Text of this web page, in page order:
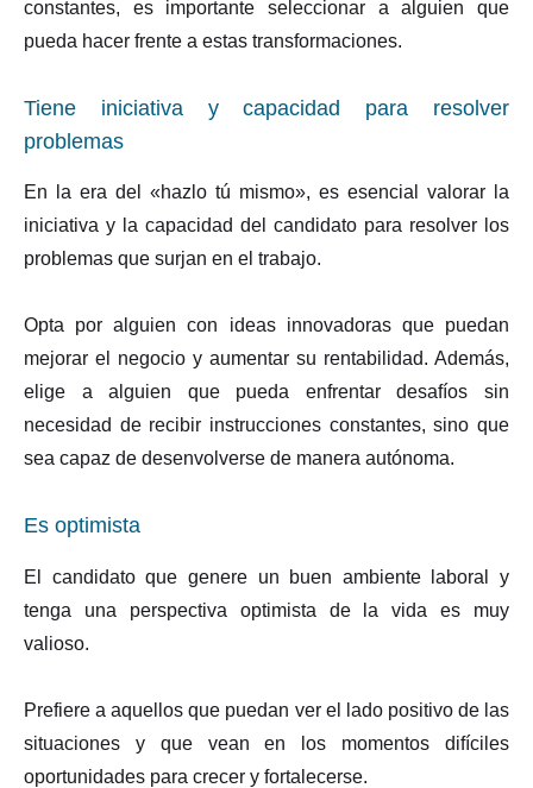
constantes, es importante seleccionar a alguien que
pueda hacer frente a estas transformaciones.
Tiene iniciativa y capacidad para resolver
problemas
En la era del «hazlo tú mismo», es esencial valorar la
iniciativa y la capacidad del candidato para resolver los
problemas que surjan en el trabajo.
Opta por alguien con ideas innovadoras que puedan
mejorar el negocio y aumentar su rentabilidad. Además,
elige a alguien que pueda enfrentar desafíos sin
necesidad de recibir instrucciones constantes, sino que
sea capaz de desenvolverse de manera autónoma.
Es optimista
El candidato que genere un buen ambiente laboral y
tenga una perspectiva optimista de la vida es muy
valioso.
Prefiere a aquellos que puedan ver el lado positivo de las
situaciones y que vean en los momentos difíciles
oportunidades para crecer y fortalecerse.